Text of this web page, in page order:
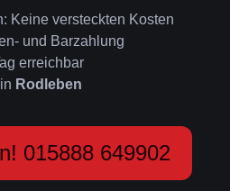
Keine versteckten Kosten
und Barzahlung
erreichbar
Rodleben
015888 649902